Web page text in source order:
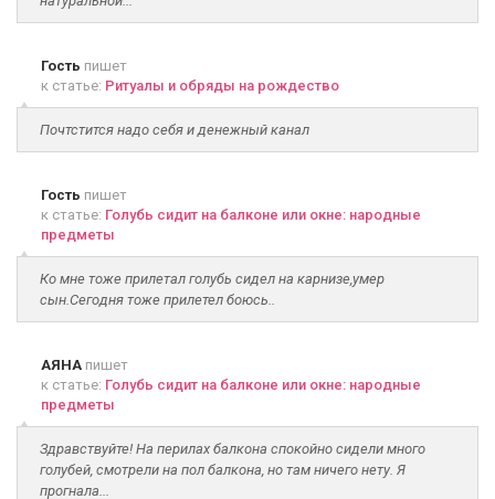
Гость пишет
к статье: Ритуалы и обряды на рождество
Почтстится надо себя и денежный канал
Гость пишет
к статье: Голубь сидит на балконе или окне: народные
предметы
Ко мне тоже прилетал голубь сидел на карнизе,умер
сын.Сегодня тоже прилетел боюсь..
АЯНА пишет
к статье: Голубь сидит на балконе или окне: народные
предметы
Здравствуйте! На перилах балкона спокойно сидели много
голубей, смотрели на пол балкона, но там ничего нету. Я
прогнала...